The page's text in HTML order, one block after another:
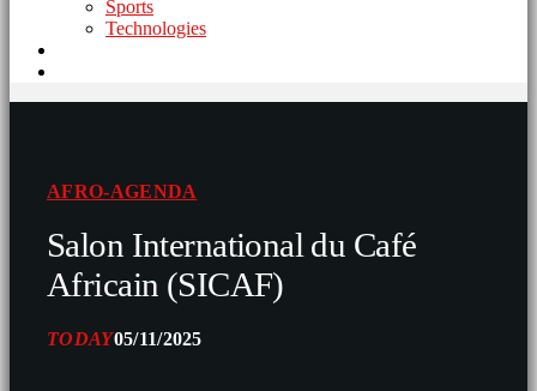
Sports
Technologies
AFRO-AGENDA
Salon International du Café
Africain (SICAF)
TODAY05/11/2025